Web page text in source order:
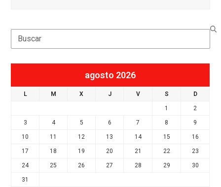
Search
agosto 2026
L M X J V S D
1 2
3 4 5 6 7 8 9
10 11 12 13 14 15 16
17 18 19 20 21 22 23
24 25 26 27 28 29 30
31